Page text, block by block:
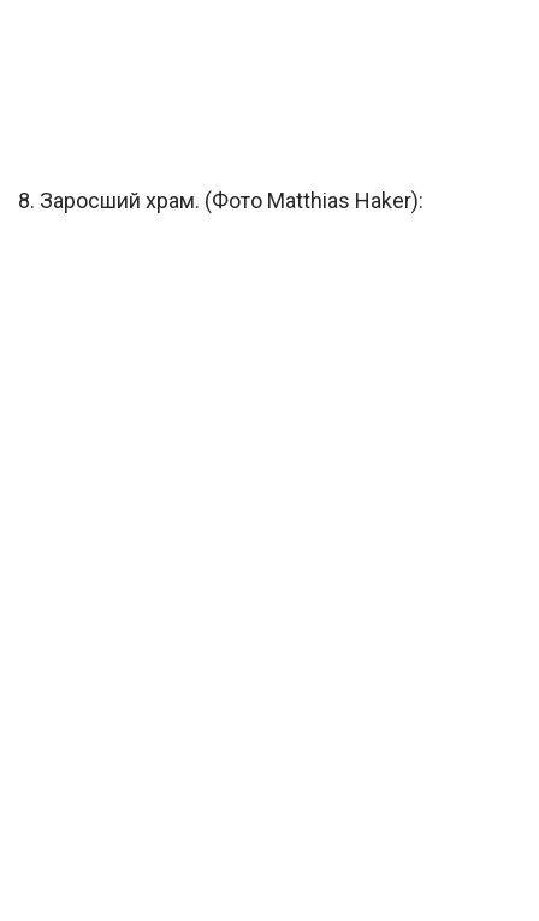
8. Заросший храм. (Фото Matthias Haker):